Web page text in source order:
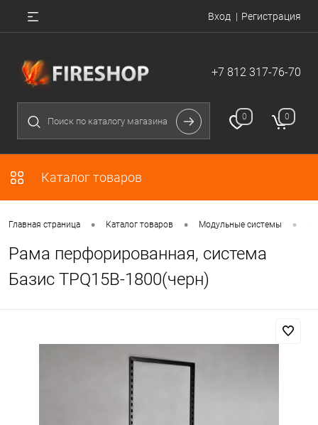
Вход Регистрация
+7 812 317-76-70
0 0
Каталог товаров
Главная страница • Каталог товаров • Модульные системы •
Рама перфорированная, система
Базис TPQ15B-1800(черн)